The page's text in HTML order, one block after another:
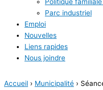
Politique
Parc industriel
Emploi
Nouvelles
Liens rapides
Nous joindre
Accueil › Municipalité ›